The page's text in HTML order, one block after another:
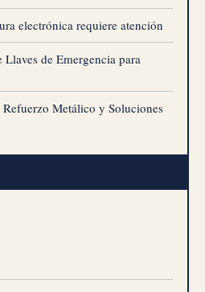
electrónica requiere atención
de Emergencia para
Metálico y Soluciones